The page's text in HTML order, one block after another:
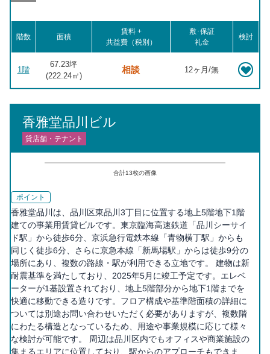
階数 面積
賃料 +
共益費（税別）
敷･保証
礼金
検討
1階
67.23坪
(222.24㎡)
相談 12ヶ月/無
香雅堂品川ビル
貸店舗・テナント
合計13枚の画像
ポイント
香雅堂品川は、品川区東品川3丁目に位置する地上5階地下1階
建ての事業用賃貸ビルです。東京臨海高速鉄道「品川シーサイ
ド駅」から徒歩6分、京浜急行電鉄本線「青物横丁駅」からも
同じく徒歩6分、さらに京急本線「新馬場駅」からは徒歩9分の
場所にあり、複数の路線・駅が利用できる立地です。 建物は新
耐震基準を満たしており、2025年5月に竣工予定です。エレベ
ーターが1基設置されており、地上5階部分から地下1階までを
快適に移動できる造りです。フロア構成や基準階面積の詳細に
ついては別途お問い合わせいただく必要がありますが、複数階
にわたる構造となっているため、用途や事業規模に応じて様々
な検討が可能です。 周辺は品川区内でもオフィスや商業施設の
集まるエリアに位置しており、駅からのアプローチもできま